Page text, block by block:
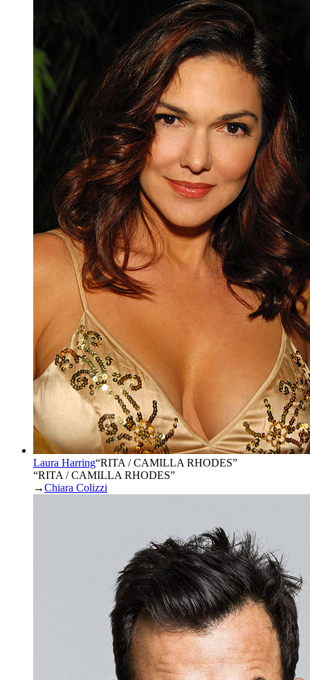
Laura Harring“RITA / CAMILLA RHODES”
“RITA / CAMILLA RHODES”
→Chiara Colizzi